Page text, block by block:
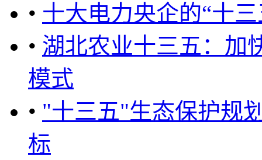
• 十大电力央企的“十
• 湖北农业十三五：加
模式
• "十三五"生态保护规
标